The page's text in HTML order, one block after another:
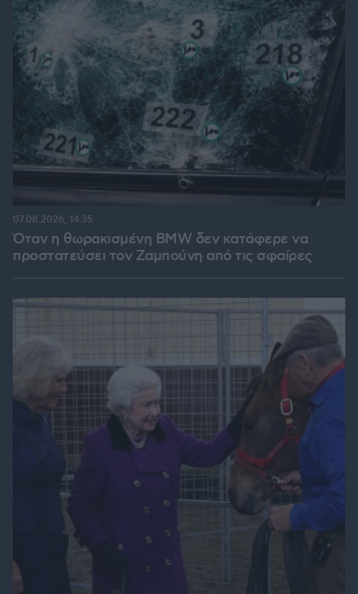
Όταν η θωρακισμένη BMW δεν κατάφερε να
προστατεύσει τον Ζαμπούνη από τις σφαίρες
07.08.2026, 14:35